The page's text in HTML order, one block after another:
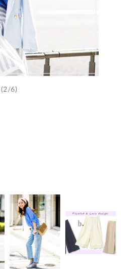
(2/6)